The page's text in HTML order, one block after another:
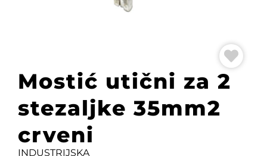
Mostić utični za 2
stezaljke 35mm2
crveni
INDUSTRIJSKA